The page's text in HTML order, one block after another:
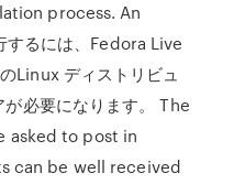
process. An
るには、Fedora Live
Linux ディストリビュ
必要になります。 The
asked to post in
can be well received